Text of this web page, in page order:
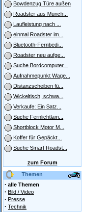
Bowdenzug Türe außen
Roadster aus Münch...
Laufleistung nach ...
einmal Roadster im...
Bluetooth-Fernbedi...
Roadster neu aufge...
Suche Bordcomputer...
Aufnahmepunkt Wage...
Distanzscheiben fü...
Wickeltisch, schwa...
Verkaufe: Ein Satz...
Suche Fernlichtlam...
Shortblock Motor M...
Koffer für Gepäckt...
Suche Smart Roadst...
zum Forum
Themen
· alle Themen
· Bild / Video
· Presse
· Technik